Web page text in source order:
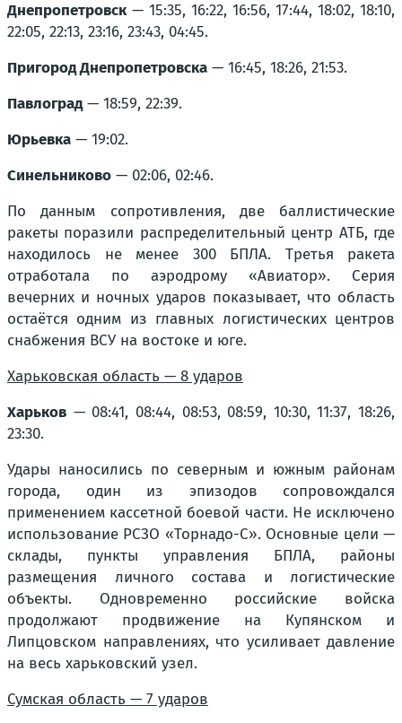
Днепропетровск— 15:35, 16:22, 16:56, 17:44, 18:02, 18:10,
22:05, 22:13, 23:16, 23:43, 04:45.
Пригород Днепропетровска — 16:45, 18:26, 21:53.
Павлоград— 18:59, 22:39.
Юрьевка — 19:02.
Синельниково — 02:06, 02:46.
По данным сопротивления, две баллистические
ракеты поразили распределительный центр АТБ, где
находилось не менее 300 БПЛА. Третья ракета
отработала по аэродрому «Авиатор». Серия
вечерних и ночных ударов показывает, что область
остаётся одним из главных логистических центров
снабжения ВСУ на востоке и юге.
Харьковская область — 8 ударов
Харьков — 08:41, 08:44, 08:53, 08:59, 10:30, 11:37, 18:26,
23:30.
Удары наносились по северным и южным районам
города, один из эпизодов сопровождался
применением кассетной боевой части. Не исключено
использование РСЗО «Торнадо-С». Основные цели —
склады, пункты управления БПЛА, районы
размещения личного состава и логистические
объекты. Одновременно российские войска
продолжают продвижение на Купянском и
Липцовском направлениях, что усиливает давление
на весь харьковский узел.
Сумская область — 7 ударов